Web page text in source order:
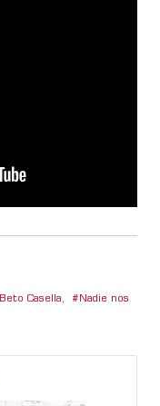
Beto Casella, Nadie nos